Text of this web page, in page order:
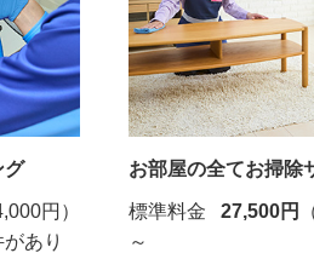
グ
円）
あり
お部屋の全てお掃除
標準料金 27,500円
～